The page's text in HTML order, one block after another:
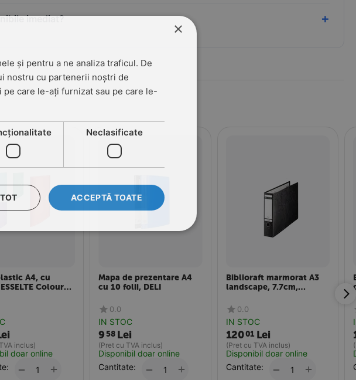
imediat?
A4, cu
Colour
inclus)
doar online
+
−
Mapa de prezentare A4
cu 10 folii, DELI
0.0
IN STOC
958 Lei
(Pret cu TVA inclus)
Disponibil doar online
Cantitate:
+
−
Biblioraft marmorat A3
landscape, 7.7cm,
LEITZ
0.0
IN STOC
12001 Lei
(Pret cu TVA inclus)
Disponibil doar online
Cantitate:
+
−
×
și pentru a ne analiza traficul. De
nostru cu partenerii noștri de
care le-ați furnizat sau pe care le-
Neclasificate
ACCEPTĂ TOATE